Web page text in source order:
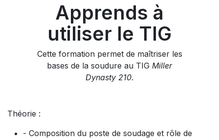
Apprends à
utiliser le TIG
Cette formation permet de maîtriser les
bases de la soudure au TIG Miller
Dynasty 210.
Théorie :
- Composition du poste de soudage et rôle de